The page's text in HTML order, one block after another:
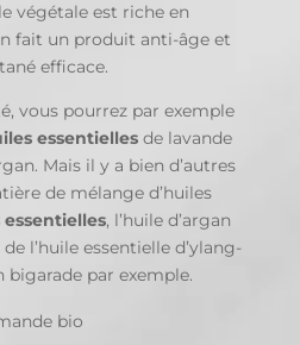
végétale est riche en
fait un produit anti-âge et
efficace.
vous pourrez par exemple
essentiellesde lavande
Mais il y a bien d’autres
de mélange d’huiles
essentielles, l’huile d’argan
l’huile essentielle d’ylang-
par exemple.
bio